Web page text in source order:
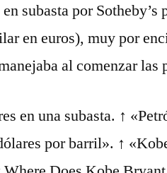
subasta por
en euros), muy por
al comenzar las
en una subasta. ↑
por barril». ↑